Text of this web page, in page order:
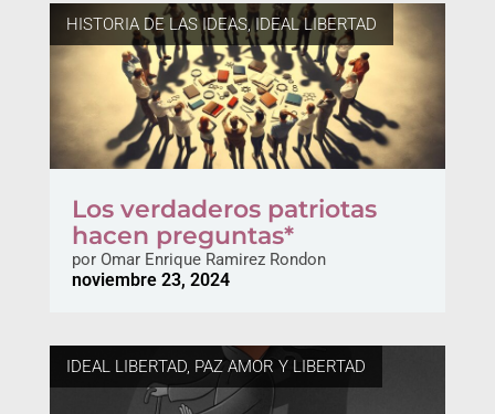
HISTORIA DE LAS IDEAS,IDEAL LIBERTAD
Los verdaderos patriotas
hacen preguntas*
porOmar Enrique Ramirez Rondon
noviembre 23, 2024
IDEAL LIBERTAD, PAZ AMOR Y LIBERTAD